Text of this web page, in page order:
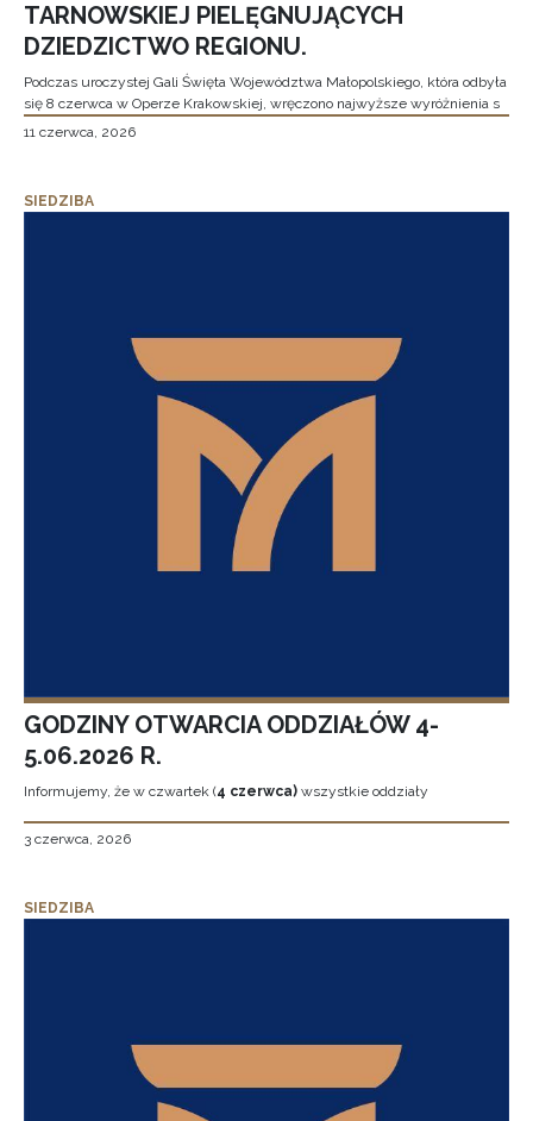
TARNOWSKIEJ PIELĘGNUJĄCYCH
DZIEDZICTWO REGIONU.
Podczas uroczystej Gali Święta Województwa Małopolskiego, która odbyła
się 8 czerwca w Operze Krakowskiej, wręczono najwyższe wyróżnienia s
11 czerwca, 2026
SIEDZIBA
GODZINY OTWARCIA ODDZIAŁÓW 4-
5.06.2026 R.
Informujemy, że w czwartek (4 czerwca) wszystkie oddziały
3 czerwca, 2026
SIEDZIBA